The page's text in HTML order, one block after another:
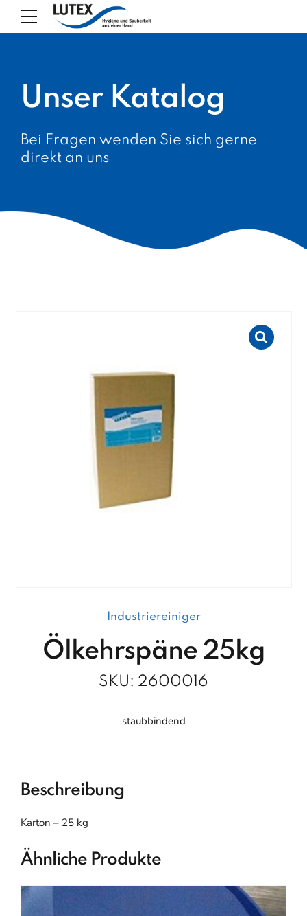
Unser Katalog
Bei Fragen wenden Sie sich gerne
direkt an uns
Industriereiniger
Ölkehrspäne 25kg
SKU: 2600016
staubbindend
Beschreibung
Karton – 25 kg
Ähnliche Produkte